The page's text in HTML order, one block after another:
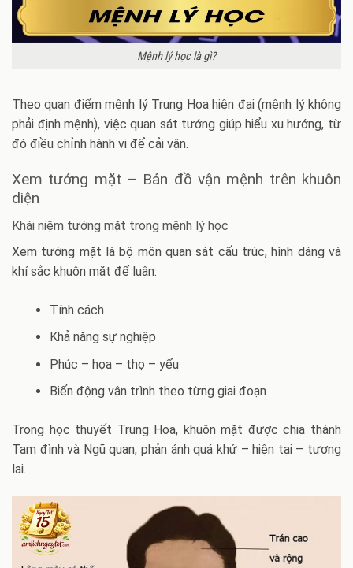
Mệnh lý học là gì?
Theo quan điểm mệnh lý Trung Hoa hiện đại (mệnh lý không
phải định mệnh), việc quan sát tướng giúp hiểu xu hướng, từ
đó điều chỉnh hành vi để cải vận.
Xem tướng mặt – Bản đồ vận mệnh trên khuôn
diện
Khái niệm tướng mặt trong mệnh lý học
Xem tướng mặt là bộ môn quan sát cấu trúc, hình dáng và
khí sắc khuôn mặt để luận:
Tính cách
Khả năng sự nghiệp
Phúc – họa – thọ – yểu
Biến động vận trình theo từng giai đoạn
Trong học thuyết Trung Hoa, khuôn mặt được chia thành
Tam đình và Ngũ quan, phản ánh quá khứ – hiện tại – tương
lai.